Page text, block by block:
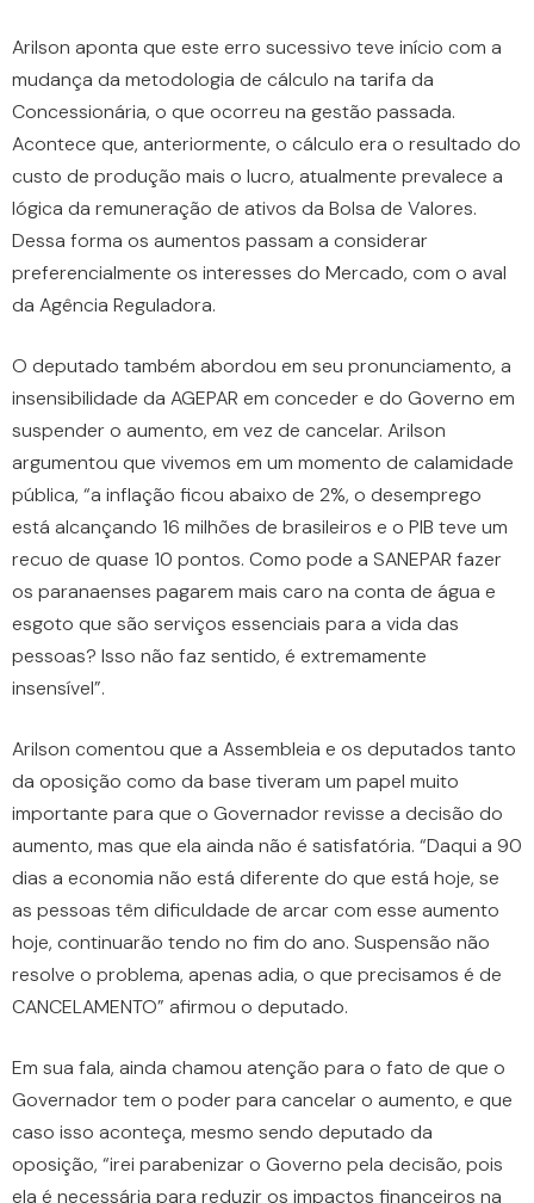
Arilson aponta que este erro sucessivo teve início com a
mudança da metodologia de cálculo na tarifa da
Concessionária, o que ocorreu na gestão passada.
Acontece que, anteriormente, o cálculo era o resultado do
custo de produção mais o lucro, atualmente prevalece a
lógica da remuneração de ativos da Bolsa de Valores.
Dessa forma os aumentos passam a considerar
preferencialmente os interesses do Mercado, com o aval
da Agência Reguladora.
O deputado também abordou em seu pronunciamento, a
insensibilidade da AGEPAR em conceder e do Governo em
suspender o aumento, em vez de cancelar. Arilson
argumentou que vivemos em um momento de calamidade
pública, “a inflação ficou abaixo de 2%, o desemprego
está alcançando 16 milhões de brasileiros e o PIB teve um
recuo de quase 10 pontos. Como pode a SANEPAR fazer
os paranaenses pagarem mais caro na conta de água e
esgoto que são serviços essenciais para a vida das
pessoas? Isso não faz sentido, é extremamente
insensível”.
Arilson comentou que a Assembleia e os deputados tanto
da oposição como da base tiveram um papel muito
importante para que o Governador revisse a decisão do
aumento, mas que ela ainda não é satisfatória. “Daqui a 90
dias a economia não está diferente do que está hoje, se
as pessoas têm dificuldade de arcar com esse aumento
hoje, continuarão tendo no fim do ano. Suspensão não
resolve o problema, apenas adia, o que precisamos é de
CANCELAMENTO” afirmou o deputado.
Em sua fala, ainda chamou atenção para o fato de que o
Governador tem o poder para cancelar o aumento, e que
caso isso aconteça, mesmo sendo deputado da
oposição, “irei parabenizar o Governo pela decisão, pois
ela é necessária para reduzir os impactos financeiros na